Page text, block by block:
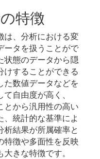
特徴
は、分析における変
ータを扱うことがで
状態のデータから隠
けすることができる
た数値データなどを
自由度が高く、
とから汎用性の高い
統計的な基準によ
析結果が所属確率と
特徴や多面性を反映
きな特徴です。